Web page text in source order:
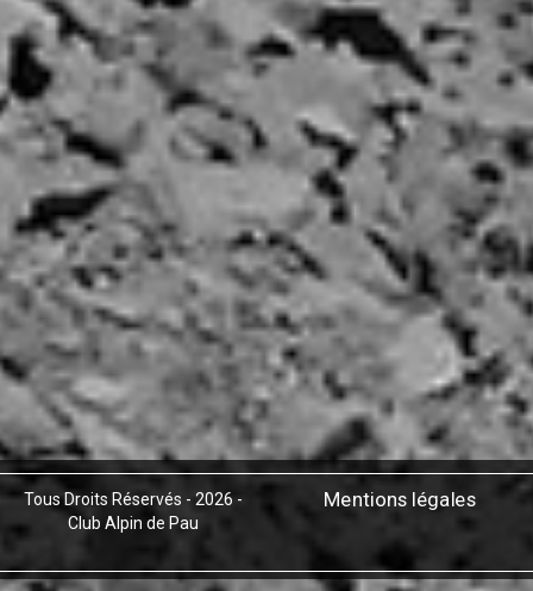
Tous Droits Réservés - 2026 -
Club Alpin de Pau
Mentions légales